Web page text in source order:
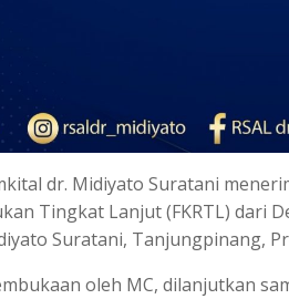
dr. Midiyato Suratani
Tingkat Lanjut (FKRTL) dari
Suratani, Tanjungpinang,
oleh MC, dilanjutkan